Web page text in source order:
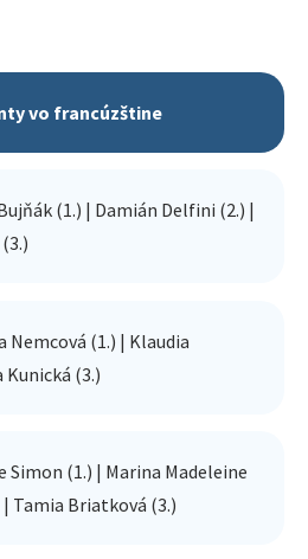
vo francúzštine
(1.) | Damián Delfini (2.) |
Nemcová (1.) | Klaudia
Kunická (3.)
Simon (1.) | Marina Madeleine
Tamia Briatková (3.)